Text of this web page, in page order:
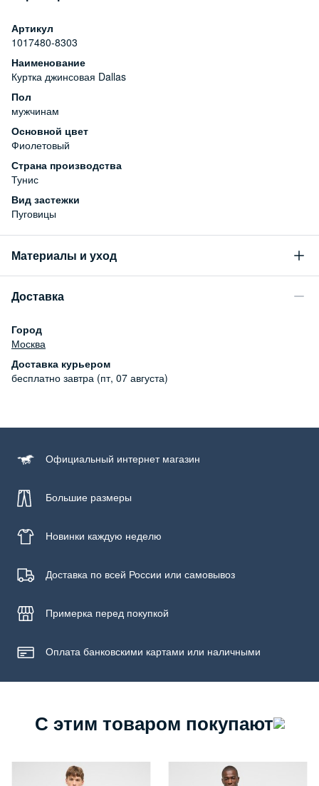
Артикул
1017480-8303
Наименование
Куртка джинсовая Dallas
Пол
мужчинам
Основной цвет
Фиолетовый
Страна производства
Тунис
Вид застежки
Пуговицы
Материалы и уход
99% хлопок, 1% эластан
Бережная стирка при температуре не более 30С, химчистка
запрещена, отбеливание запрещено, машинная сушка
запрещена
Доставка
Город
Москва
Доставка курьером
бесплатно завтра (пт, 07 августа)
Официальный интернет магазин
Большие размеры
Новинки каждую неделю
Доставка по всей России или самовывоз
Примерка перед покупкой
Оплата банковскими картами или наличными
С этим товаром покупают